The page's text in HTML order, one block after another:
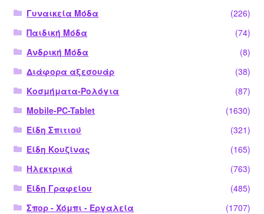
Γυναικεία Μόδα
(226)
Παιδική Μόδα
(74)
Ανδρική Μόδα
(8)
Διάφορα αξεσουάρ
(38)
Κοσμήματα-Ρολόγια
(87)
Mobile-PC-Tablet
(1630)
Είδη Σπιτιού
(321)
Είδη Κουζίνας
(165)
Ηλεκτρικά
(763)
Είδη Γραφείου
(485)
Σπορ - Χόμπι - Εργαλεία
(1707)